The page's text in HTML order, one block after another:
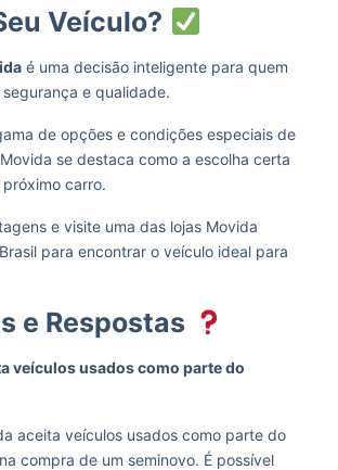
Veículo?
é uma decisão inteligente para quem
e qualidade.
de opções e condições especiais de
se destaca como a escolha certa
carro.
e visite uma das lojas Movida
para encontrar o veículo ideal para
e Respostas
veículos usados como parte do
aceita veículos usados como parte do
compra de um seminovo. É possível